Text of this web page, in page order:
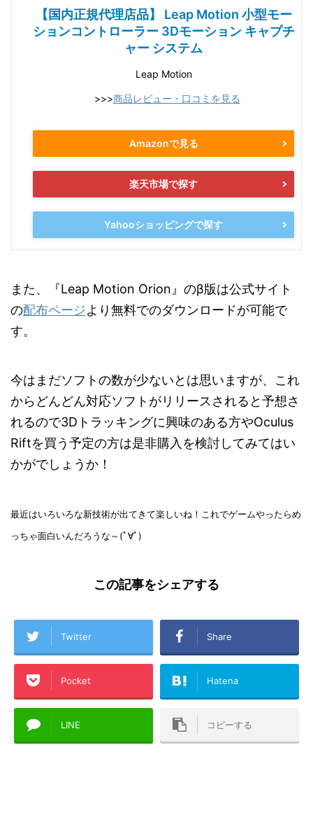
【国内正規代理店品】 Leap Motion 小型モー
ションコントローラー 3Dモーション キャプチ
ャー システム
Leap Motion
>>>商品レビュー・口コミを見る
Amazonで見る
楽天市場で探す
Yahooショッピングで探す
また、『Leap Motion Orion』のβ版は公式サイト
の配布ページより無料でのダウンロードが可能で
す。
今はまだソフトの数が少ないとは思いますが、これ
からどんどん対応ソフトがリリースされると予想さ
れるので3Dトラッキングに興味のある方やOculus
Riftを買う予定の方は是非購入を検討してみてはい
かがでしょうか！
最近はいろいろな新技術が出てきて楽しいね！これでゲームやったらめ
っちゃ面白いんだろうな～(ﾟ∀ﾟ)
この記事をシェアする
Twitter Share
Pocket Hatena
LINE コピーする